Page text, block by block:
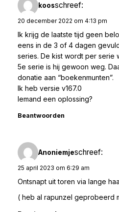
koosschreef:
20 december 2022 om 4:13 pm
Ik krijg de laatste tijd geen
eens in de 3 of 4 dagen
series. De kist wordt per serie
5e serie is hij gewoon weg.
donatie aan “boekenmunten”.
Ik heb versie v167.0
Iemand een oplossing?
Beantwoorden
Anoniemjeschreef:
25 april 2023 om 6:29 am
Ontsnapt uit toren via lange
( heb al rapunzel geprobeerd